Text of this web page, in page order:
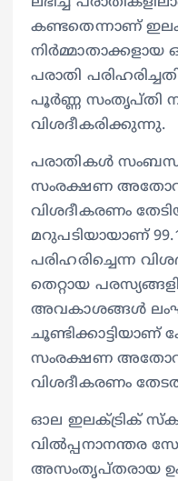
കണ്ടതെന്നാണ്
പരാതി
പൂർണ്ണ സംതൃപ്തി
വിശദീകരിക്കുന്നു.
പരാതികൾ
സംരക്ഷണ
വിശദീകരണം
മറുപടിയായാണ്
പരിഹരിച്ചെന്ന
തെറ്റായ
അവകാശങ്ങൾ
ചൂണ്ടിക്കാട്ടിയാണ്
സംരക്ഷണ
വിശദീകരണം
ഓല ഇലക്ട്രിക്
വിൽപ്പനാനന്തര
അസംതൃപ്തരായ